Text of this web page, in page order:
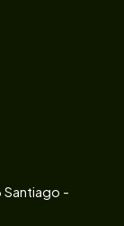
Santiago -